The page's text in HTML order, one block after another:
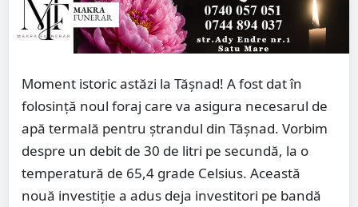
Moment istoric astăzi la Tășnad! A fost dat în
folosință noul foraj care va asigura necesarul de
apă termală pentru ștrandul din Tășnad. Vorbim
despre un debit de 30 de litri pe secundă, la o
temperatură de 65,4 grade Celsius. Această
nouă investiție a adus deja investitori pe bandă